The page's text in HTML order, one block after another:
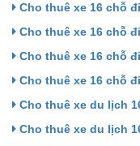
Cho thuê xe 16 chỗ
Cho thuê xe 16 chỗ
Cho thuê xe 16 chỗ
Cho thuê xe 16 chỗ
Cho thuê xe du lịch
Cho thuê xe du lịch